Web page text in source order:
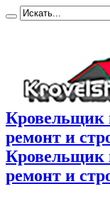
Кровельщик
ремонт и
Кровельщик
ремонт и